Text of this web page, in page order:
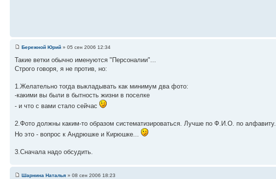
Бережной Юрий » 05 сен 2006 12:34
Такие ветки обычно именуются "Персоналии"...
Строго говоря, я не против, но:
1.Желательно тогда выкладывать как минимум два фото:
-какими вы были в бытность жизни в поселке
- и что с вами стало сейчас
2.Фото должны каким-то образом систематизироваться. Лучше по Ф.И.О. по алфавиту.
Но это - вопрос к Андрюшке и Кирюшке...
3.Сначала надо обсудить.
Шарнина Наталья » 08 сен 2006 18:23